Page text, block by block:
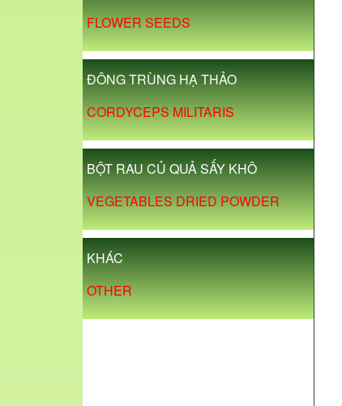
FLOWER SEEDS
ĐÔNG TRÙNG HẠ THẢO
CORDYCEPS MILITARIS
BỘT RAU CỦ QUẢ SẤY KHÔ
VEGETABLES DRIED POWDER
KHÁC
OTHER